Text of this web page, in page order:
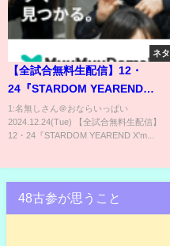
ネタ
【全試合無料生配信】12・
24『STARDOM YEAREND
X'mas NIGHT 2024』東京・後楽
園ホール
1:名無しさん＠おならいっぱい
2024.12.24(Tue) 【全試合無料生配信】
12・24『STARDOM YEAREND X'm...
48古参が思うこと